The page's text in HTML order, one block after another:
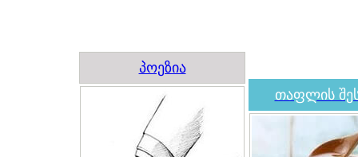
პოეზია
თაფლის